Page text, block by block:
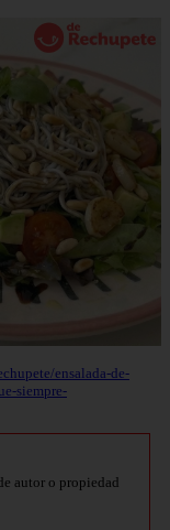
ensalada-de-
siempre-
autor o propiedad